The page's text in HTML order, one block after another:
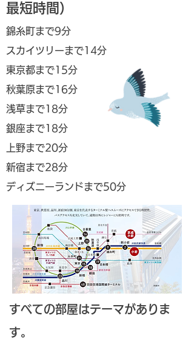
最短時間）
錦糸町まで9分
スカイツリーまで14分
東京都まで15分
秋葉原まで16分
浅草まで18分
銀座まで18分
上野まで20分
新宿まで28分
ディズニーランドまで50分
すべての部屋はテーマがありま
す。